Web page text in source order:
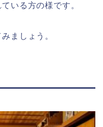
いる方の様です。
ましょう。